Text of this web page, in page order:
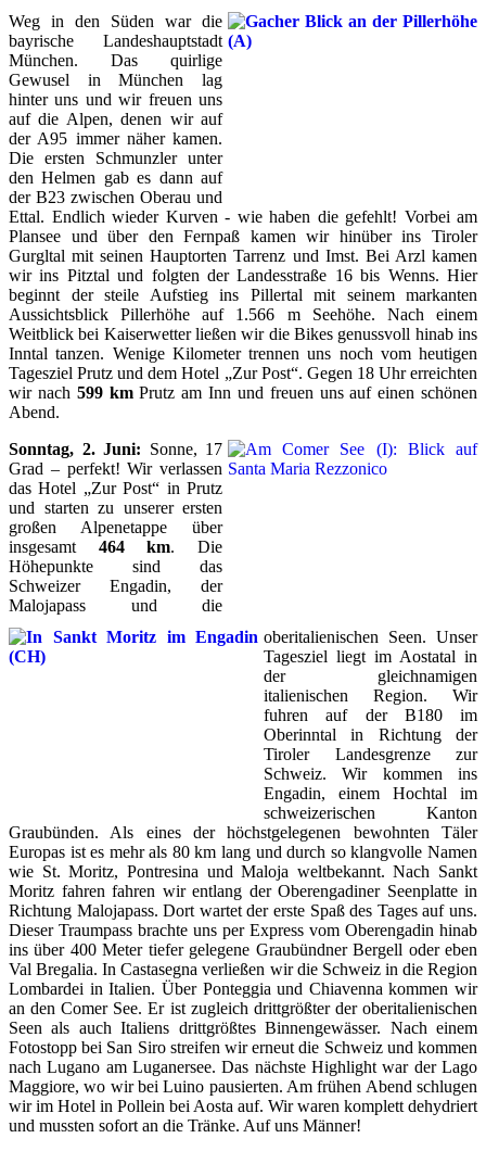
Weg in den Süden war die
bayrische Landeshauptstadt
München. Das quirlige
Gewusel in München lag
hinter uns und wir freuen uns
auf die Alpen, denen wir auf
der A95 immer näher kamen.
Die ersten Schmunzler unter
den Helmen gab es dann auf
der B23 zwischen Oberau und
Ettal. Endlich wieder Kurven - wie haben die gefehlt! Vorbei am
Plansee und über den Fernpaß kamen wir hinüber ins Tiroler
Gurgltal mit seinen Hauptorten Tarrenz und Imst. Bei Arzl kamen
wir ins Pitztal und folgten der Landesstraße 16 bis Wenns. Hier
beginnt der steile Aufstieg ins Pillertal mit seinem markanten
Aussichtsblick Pillerhöhe auf 1.566 m Seehöhe. Nach einem
Weitblick bei Kaiserwetter ließen wir die Bikes genussvoll hinab ins
Inntal tanzen. Wenige Kilometer trennen uns noch vom heutigen
Tagesziel Prutz und dem Hotel „Zur Post“. Gegen 18 Uhr erreichten
wir nach 599 kmPrutz am Inn und freuen uns auf einen schönen
Abend.
Sonntag, 2. Juni: Sonne, 17
Grad – perfekt! Wir verlassen
das Hotel „Zur Post“ in Prutz
und starten zu unserer ersten
großen Alpenetappe über
insgesamt 464 km. Die
Höhepunkte sind das
Schweizer Engadin, der
Malojapass und die
oberitalienischen Seen. Unser
Tagesziel liegt im Aostatal in
der gleichnamigen
italienischen Region. Wir
fuhren auf der B180 im
Oberinntal in Richtung der
Tiroler Landesgrenze zur
Schweiz. Wir kommen ins
Engadin, einem Hochtal im
schweizerischen Kanton
Graubünden. Als eines der höchstgelegenen bewohnten Täler
Europas ist es mehr als 80 km lang und durch so klangvolle Namen
wie St. Moritz, Pontresina und Maloja weltbekannt. Nach Sankt
Moritz fahren fahren wir entlang der Oberengadiner Seenplatte in
Richtung Malojapass. Dort wartet der erste Spaß des Tages auf uns.
Dieser Traumpass brachte uns per Express vom Oberengadin hinab
ins über 400 Meter tiefer gelegene Graubündner Bergell oder eben
Val Bregalia. In Castasegna verließen wir die Schweiz in die Region
Lombardei in Italien. Über Ponteggia und Chiavenna kommen wir
an den Comer See. Er ist zugleich drittgrößter der oberitalienischen
Seen als auch Italiens drittgrößtes Binnengewässer. Nach einem
Fotostopp bei San Siro streifen wir erneut die Schweiz und kommen
nach Lugano am Luganersee. Das nächste Highlight war der Lago
Maggiore, wo wir bei Luino pausierten. Am frühen Abend schlugen
wir im Hotel in Pollein bei Aosta auf. Wir waren komplett dehydriert
und mussten sofort an die Tränke. Auf uns Männer!